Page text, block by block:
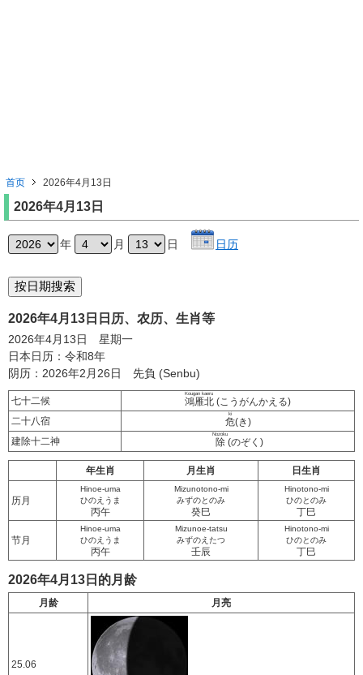
首页 2026年4月13日
2026年4月13日
年 月 日 日历
2026年4月13日日历、农历、生肖等
2026年4月13日 星期一
日本日历：令和8年
阴历：2026年2月26日 先負 (Senbu)
七十二候 鴻雁北
Kougan kaeru
(こうがんかえる)
二十八宿
危
ki
(き)
建除十二神
除
Nozoku
(のぞく)
年生肖 月生肖 日生肖
历月
Hinoe-uma
ひのえうま
丙午
Mizunotono-mi
みずのとのみ
癸巳
Hinotono-mi
ひのとのみ
丁巳
节月
Hinoe-uma
ひのえうま
丙午
Mizunoe-tatsu
みずのえたつ
壬辰
Hinotono-mi
ひのとのみ
丁巳
2026年4月13日的月龄
月龄 月亮
25.06